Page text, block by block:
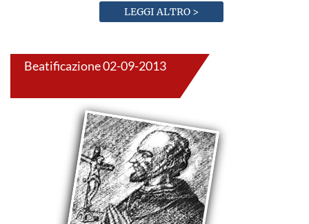
LEGGI ALTRO >
Beatificazione 02-09-2013